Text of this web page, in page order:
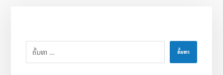
ຄົ້ນຫາ